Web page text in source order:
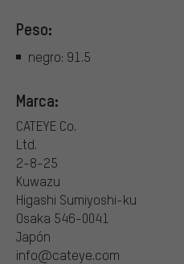
Peso:
negro: 91.5
Marca:
CATEYE Co.
Ltd.
2-8-25
Kuwazu
Higashi Sumiyoshi-ku
Osaka 546-0041
Japón
info@cateye.com